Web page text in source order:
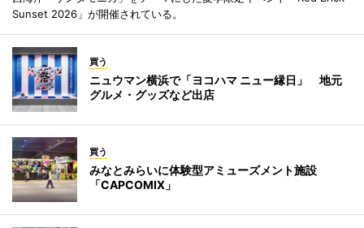
Sunset 2026」が開催されている。
買う
ニュウマン横浜で「ヨコハマ ニュー縁日」 地元
グルメ・グッズなど出店
買う
みなとみらいに体験型アミューズメント施設
「CAPCOMIX」